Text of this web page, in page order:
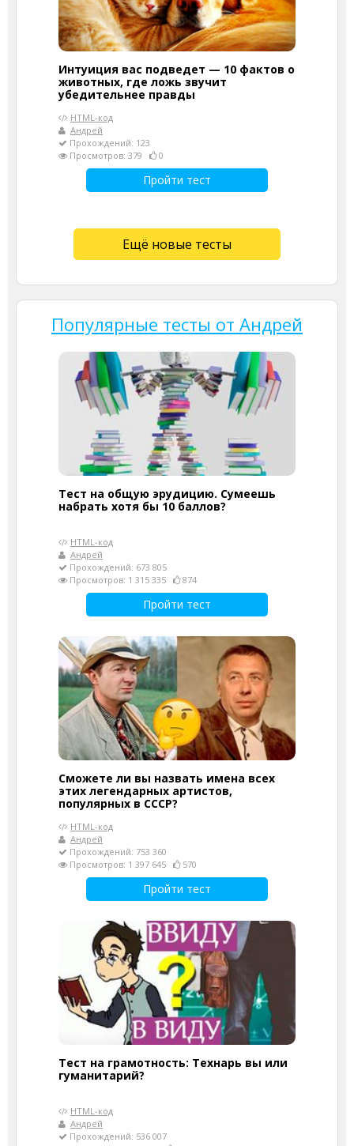
Интуиция вас подведет — 10 фактов о
животных, где ложь звучит
убедительнее правды
HTML-код
Андрей
Прохождений: 123
Просмотров: 379
0
Пройти тест
Ещё новые тесты
Популярные тесты от Андрей
Тест на общую эрудицию. Сумеешь
набрать хотя бы 10 баллов?
HTML-код
Андрей
Прохождений: 673 805
Просмотров: 1 315 335
874
Пройти тест
Сможете ли вы назвать имена всех
этих легендарных артистов,
популярных в СССР?
HTML-код
Андрей
Прохождений: 753 360
Просмотров: 1 397 645
570
Пройти тест
Тест на грамотность: Технарь вы или
гуманитарий?
HTML-код
Андрей
Прохождений: 536 007